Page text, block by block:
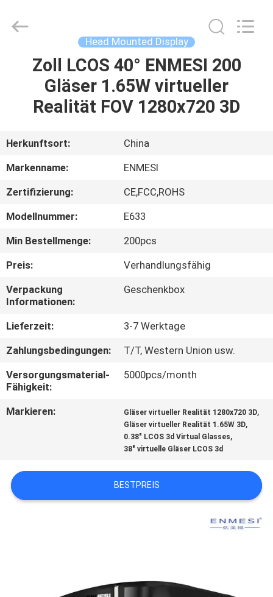
HAUS
PRODUKTE
ÜBER
UNS
FABRIK-
AUSFLUG
QUALITÄTSKONTROLLE
NACHRICHTEN
FORDERN
SIE EIN
ZITAT
ONLINE
Technology
Head Mounted Display
Zoll LCOS 40° ENMESI 200
Gläser 1.65W virtueller
Realität FOV 1280x720 3D
Herkunftsort:
China
Markenname:
ENMESI
Zertifizierung:
CE,FCC,ROHS
Modellnummer:
E633
Min Bestellmenge:
200pcs
Preis:
Verhandlungsfähig
Verpackung
Informationen:
Geschenkbox
Lieferzeit:
3-7 Werktage
Zahlungsbedingungen:
T/T, Western Union usw.
Versorgungsmaterial-
Fähigkeit:
5000pcs/month
Markieren: Gläser virtueller Realität 1280x720 3D,
Gläser virtueller Realität 1.65W 3D,
0.38" LCOS 3d Virtual Glasses,
38" virtuelle Gläser LCOS 3d
BESTPREIS